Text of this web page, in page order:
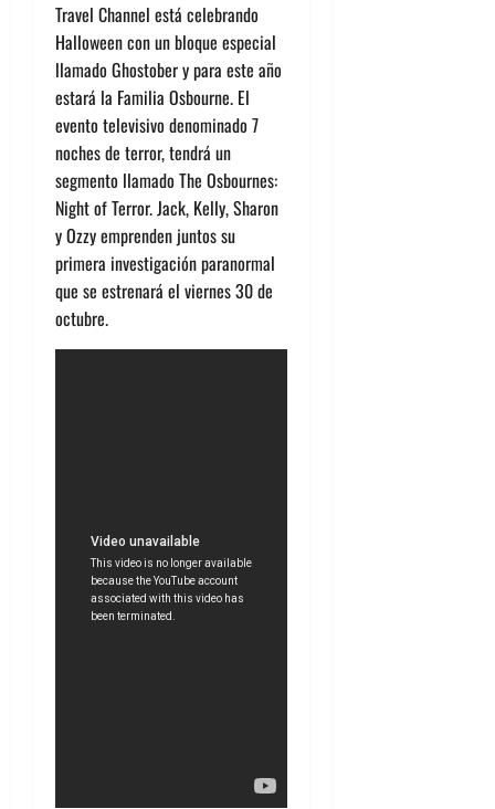
Travel Channel está celebrando
Halloween con un bloque especial
llamado Ghostober y para este año
estará la Familia Osbourne. El
evento televisivo denominado 7
noches de terror, tendrá un
segmento llamado The Osbournes:
Night of Terror. Jack, Kelly, Sharon
y Ozzy emprenden juntos su
primera investigación paranormal
que se estrenará el viernes 30 de
octubre.